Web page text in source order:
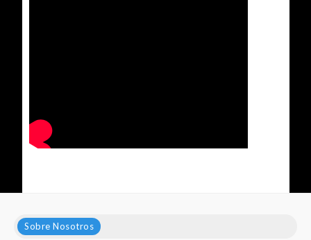
Sobre Nosotros